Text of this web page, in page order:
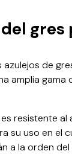
de
amplia gama
resistente al
su uso en el
a la orden del